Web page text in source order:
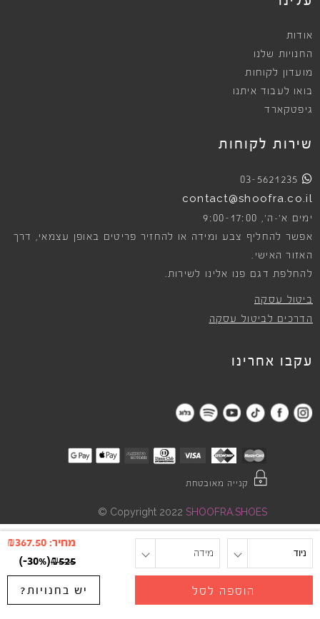
ניוד מידה
מחיר: ₪367.50
₪525
(
-30%
)
הוספה לסל יש בחנויות?
אודות
החנויות שלנו
מועדון לקוחות
בואו לעבוד איתנו
גיפטקארד
שירות לקוחות
03-5621235
contact@shoofra.co.il
ימים א׳-ה׳, 9:00-17:00
אפשר להחליף צבע ומידה או להחזיר פריטים באופן עצמאי, דרך
האזור האישי.
להחלפת דגם פנו אלינו לשירות.
ביטול עסקה
הדרכים לביטול עסקה
עקבו אחרינו
קנייה מאובטחת
Copyright 2022 SHOOFRA.SHOES
©